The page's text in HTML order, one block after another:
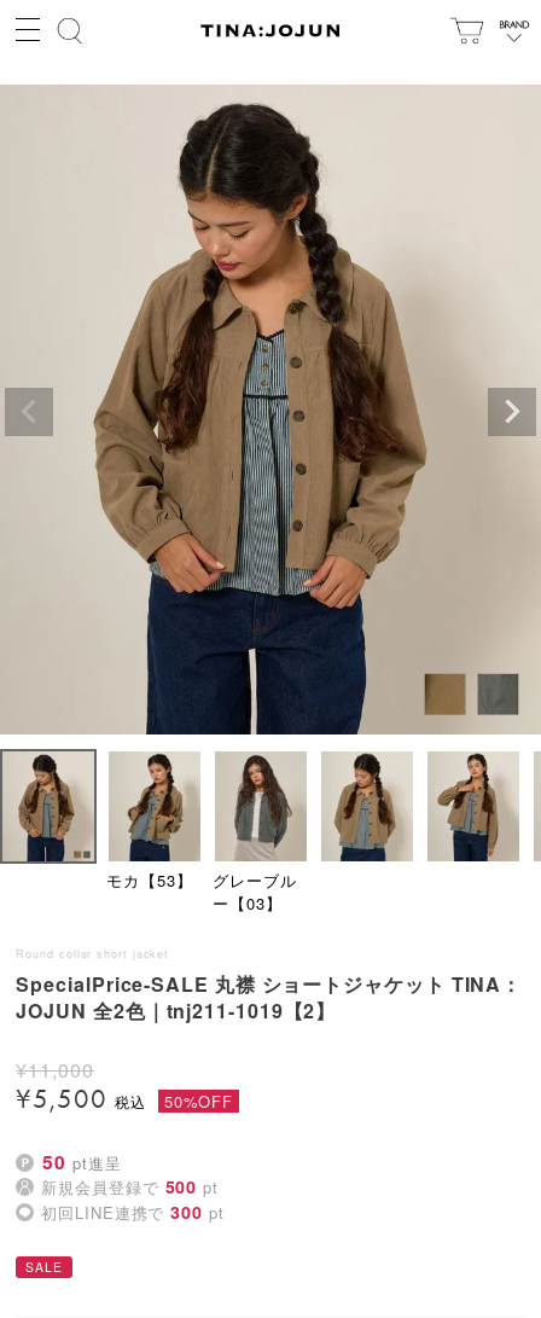
モカ【53】
グレーブル
ー【03】
Round collar short jacket
SpecialPrice-SALE 丸襟 ショートジャケット TINA：
JOJUN 全2色｜tnj211-1019【2】
¥11,000
¥5,500 50%OFF
50 pt進呈
新規会員登録で 500 pt
初回LINE連携で 300 pt
SALE